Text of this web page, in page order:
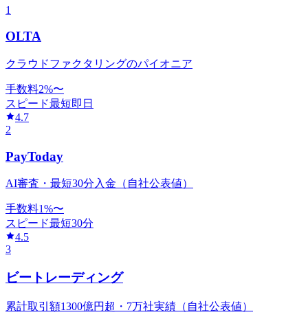
1
OLTA
クラウドファクタリングのパイオニア
手数料2%〜
スピード最短即日
4.7
2
PayToday
AI審査・最短30分入金（自社公表値）
手数料1%〜
スピード最短30分
4.5
3
ビートレーディング
累計取引額1300億円超・7万社実績（自社公表値）